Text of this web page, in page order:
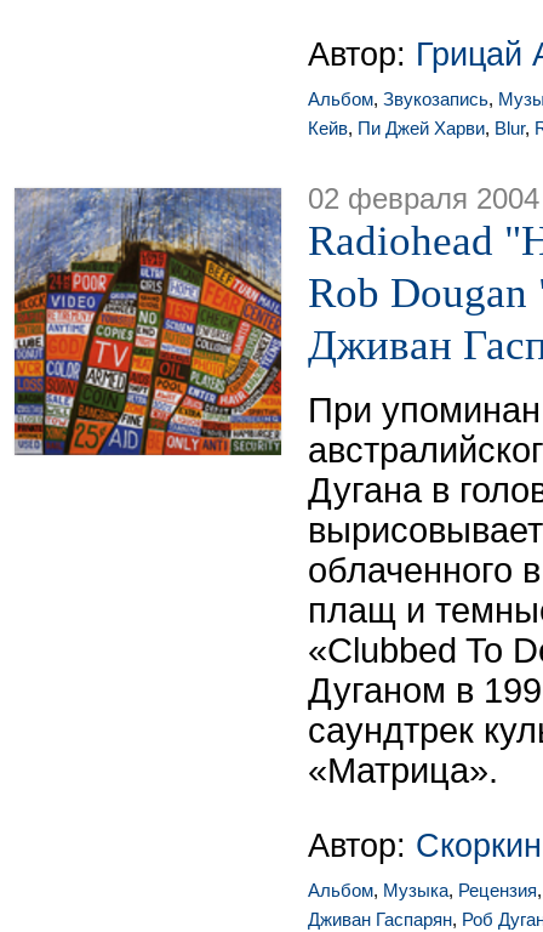
Автор: Грицай
Альбом, Звукозапись,
Кейв, Пи Джей Харви, Blur,
02 февраля 2004
Radiohead
Rob
Дживан
При
Дугана в
облаченного
плащ и
«Clubbed To
Дуганом в
саундтрек
«Матрица».
Автор:
Альбом, Музыка, Рецензия
Дживан Гаспарян, Роб